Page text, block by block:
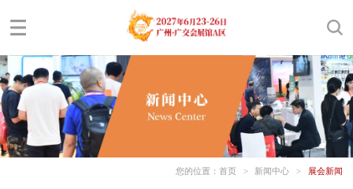
您的位置： 首页 > 新闻中心 > 展会新闻